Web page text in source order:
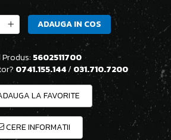
ADAUGA IN COS
5602511700
0741.155.144/ 031.710.7200
LA FAVORITE
CERE INFORMATII